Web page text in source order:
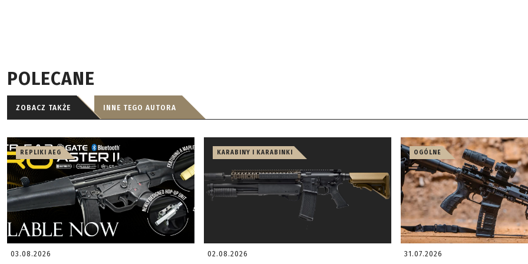
POLECANE
ZOBACZ TAKŻE INNE TEGO AUTORA
REPLIKI AEG
03.08.2026
KARABINY I KARABINKI
02.08.2026
OGÓLNE
31.07.2026